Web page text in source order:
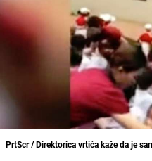
PrtScr / Direktorica vrtića kaže da je